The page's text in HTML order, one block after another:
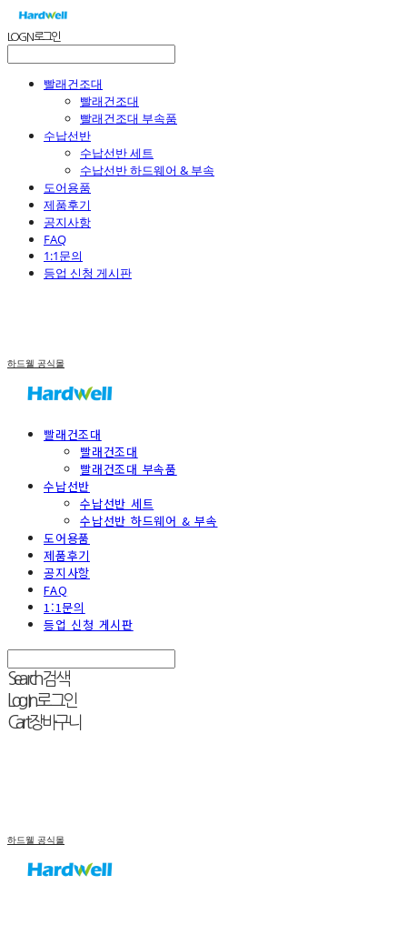
LOG IN로그인
빨래건조대
빨래건조대
빨래건조대 부속품
수납선반
수납선반 세트
수납선반 하드웨어 & 부속
도어용품
제품후기
공지사항
FAQ
1:1문의
등업 신청 게시판
하드웰 공식몰
빨래건조대
빨래건조대
빨래건조대 부속품
수납선반
수납선반 세트
수납선반 하드웨어 & 부속
도어용품
제품후기
공지사항
FAQ
1:1문의
등업 신청 게시판
Search검색
Log In로그인
Cart장바구니
하드웰 공식몰